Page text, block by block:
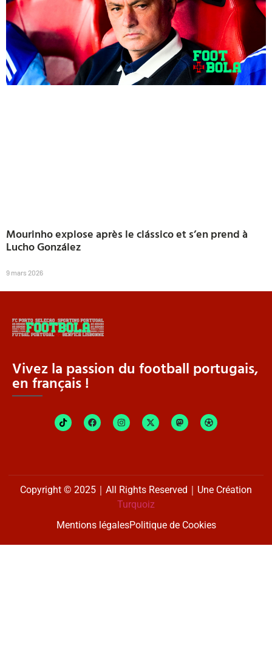
Mourinho explose après le clássico et s’en prend à
Lucho González
9 mars 2026
Vivez la passion du football portugais,
en français !
Copyright © 2025｜All Rights Reserved｜Une Création
Turquoiz
Mentions légalesPolitique de Cookies